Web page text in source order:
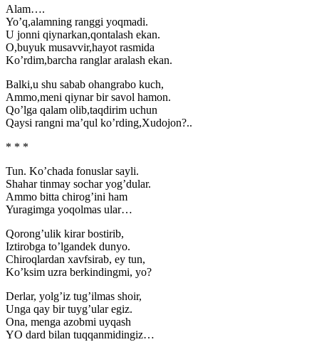
Alam….
Yo’q,alamning ranggi yoqmadi.
U jonni qiynarkan,qontalash ekan.
O,buyuk musavvir,hayot rasmida
Ko’rdim,barcha ranglar aralash ekan.
Balki,u shu sabab ohangrabo kuch,
Ammo,meni qiynar bir savol hamon.
Qo’lga qalam olib,taqdirim uchun
Qaysi rangni ma’qul ko’rding,Xudojon?..
* * *
Tun. Ko’chada fonuslar sayli.
Shahar tinmay sochar yog’dular.
Ammo bitta chirog’ini ham
Yuragimga yoqolmas ular…
Qorong’ulik kirar bostirib,
Iztirobga to’lgandek dunyo.
Chiroqlardan xavfsirab, ey tun,
Ko’ksim uzra berkindingmi, yo?
Derlar, yolg’iz tug’ilmas shoir,
Unga qay bir tuyg’ular egiz.
Ona, menga azobmi uyqash
YO dard bilan tuqqanmidingiz…